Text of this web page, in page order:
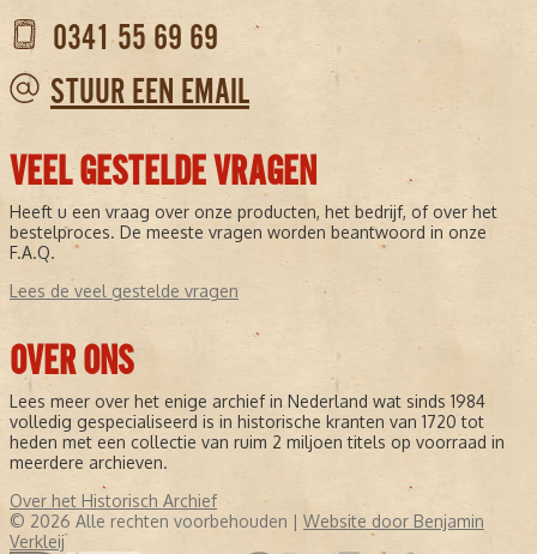
0341 55 69 69
STUUR EEN EMAIL
VEEL GESTELDE VRAGEN
Heeft u een vraag over onze producten, het bedrijf, of over het
bestelproces. De meeste vragen worden beantwoord in onze
F.A.Q.
Lees de veel gestelde vragen
OVER ONS
Lees meer over het enige archief in Nederland wat sinds 1984
volledig gespecialiseerd is in historische kranten van 1720 tot
heden met een collectie van ruim 2 miljoen titels op voorraad in
meerdere archieven.
Over het Historisch Archief
© 2026 Alle rechten voorbehouden | Website door Benjamin
Verkleij